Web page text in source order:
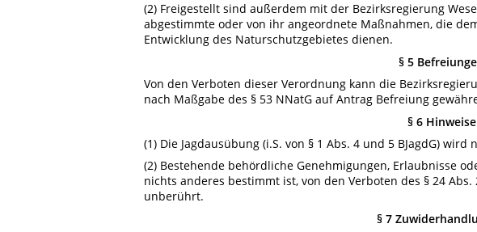
(2) Freigestellt sind außerdem mit der Bezirksregierung
abgestimmte oder von ihr angeordnete Maßnahmen, die
Entwicklung des Naturschutzgebietes dienen.
§ 5
Von den Verboten dieser Verordnung kann die
nach Maßgabe des § 53 NNatG auf Antrag Befreiung
§ 6 Hinweise
(1) Die Jagdausübung (i.S. von § 1 Abs. 4 und 5 BJagdG)
(2) Bestehende behördliche Genehmigungen, Erlaubnisse
nichts anderes bestimmt ist, von den Verboten des § 24
unberührt.
§ 7